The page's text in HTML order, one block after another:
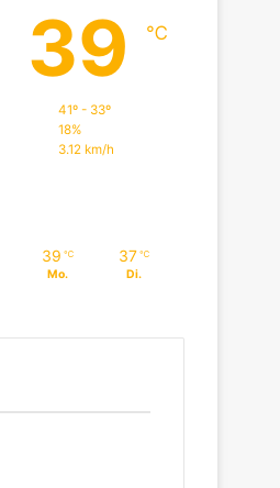
39 ℃
41º - 33º
18%
3.12 km/h
39 ℃
Mo.
37 ℃
Di.